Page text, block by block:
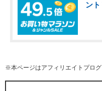
ント
※本ページはアフィリエイトプロ